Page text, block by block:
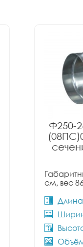
Ф250-
см, вес